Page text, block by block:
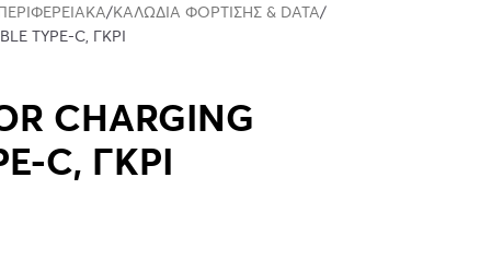
ΚΑΛΩΔΙΑ ΦΟΡΤΙΣΗΣ & DATA
TYPE-C, ΓΚΡΙ
CHARGING
C, ΓΚΡΙ